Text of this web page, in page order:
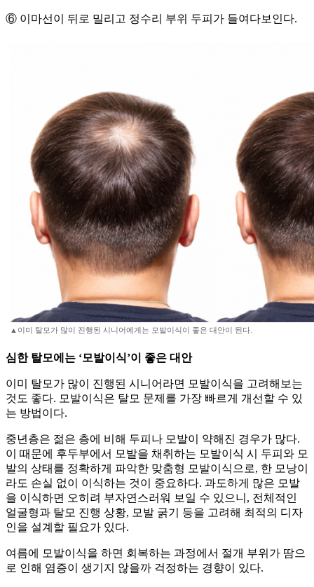
⑥ 이마선이 뒤로 밀리고 정수리 부위 두피가 들여다보인다.
▲이미 탈모가 많이 진행된 시니어에게는 모발이식이 좋은 대안이 된다.
심한 탈모에는 ‘모발이식’이 좋은 대안
이미 탈모가 많이 진행된 시니어라면 모발이식을 고려해보는
것도 좋다. 모발이식은 탈모 문제를 가장 빠르게 개선할 수 있
는 방법이다.
중년층은 젊은 층에 비해 두피나 모발이 약해진 경우가 많다.
이 때문에 후두부에서 모발을 채취하는 모발이식 시 두피와 모
발의 상태를 정확하게 파악한 맞춤형 모발이식으로, 한 모낭이
라도 손실 없이 이식하는 것이 중요하다. 과도하게 많은 모발
을 이식하면 오히려 부자연스러워 보일 수 있으니, 전체적인
얼굴형과 탈모 진행 상황, 모발 굵기 등을 고려해 최적의 디자
인을 설계할 필요가 있다.
여름에 모발이식을 하면 회복하는 과정에서 절개 부위가 땀으
로 인해 염증이 생기지 않을까 걱정하는 경향이 있다.